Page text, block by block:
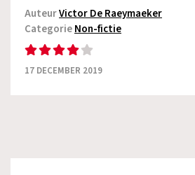
AuteurVictor De Raeymaeker
CategorieNon-fictie
17 DECEMBER 2019